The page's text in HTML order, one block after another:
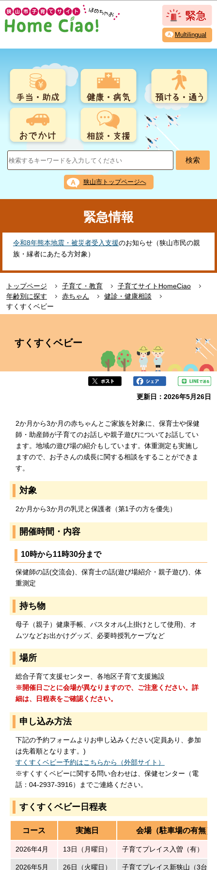
の
ペ
ジ
このページの本文へ移動
Multilingual
狭山市トップページへ
緊急情報
令和8年熊本地震・被災者受入支援のお知らせ（狭山市民の親
族・縁者にあたる方対象）
トップページ 子育て・教育
子育てサイトHomeCiao
年齢別に探す
赤ちゃん
健診・健康相談
すくすくベビー
すくすくベビー
更新日：2026年5月26日
2か月から3か月の赤ちゃんとご家族を対象に、保育士や保健
師・助産師が子育てのお話しや親子遊びについてお話してい
ます。地域の遊び場の紹介もしています。体重測定も実施し
ますので、お子さんの成長に関する相談をすることができま
す。
対象
2か月から3か月の乳児と保護者（第1子の方を優先）
開催時間・内容
10時から11時30分まで
保健師の話(交流会)、保育士の話(遊び場紹介・親子遊び)、体
重測定
持ち物
母子（親子）健康手帳、バスタオル(上掛けとして使用)、オ
ムツなどお出かけグッズ、必要時授乳ケープなど
場所
総合子育て支援センター、各地区子育て支援施設
※開催日ごとに会場が異なりますので、ご注意ください。詳
細は、日程表をご確認ください。
申し込み方法
下記の予約フォームよりお申し込みください(定員あり、参加
は先着順となります。)
すくすくベビー予約はこちらから（外部サイト）
※すくすくベビーに関する問い合わせは、保健センター（電
話：04-2937-3916）までご連絡ください。
すくすくベビー日程表
コース 実施日 会場（駐車場の有無）
2026年4月 13日（月曜日） 子育てプレイス入曽（有）
2026年5月 26日（火曜日） 子育てプレイス新狭山（3台の